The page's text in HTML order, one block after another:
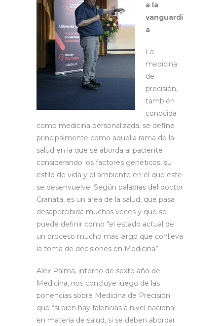
a la
vanguardi
a
La
medicina
de
precisión,
también
conocida
como medicina personalizada, se define
principalmente como aquella rama de la
salud en la que se aborda al paciente
considerando los factores genéticos, su
estilo de vida y el ambiente en el que este
se desenvuelve. Según palabras del doctor
Granata, es un área de la salud, que pasa
desapercibida muchas veces y que se
puede definir como “el estado actual de
un proceso mucho más largo que conlleva
la toma de decisiones en Medicina”.
Alex Palma, interno de sexto año de
Medicina, nos concluye luego de las
ponencias sobre Medicina de Precisión
que “si bien hay falencias a nivel nacional
en materia de salud, si se deben abordar